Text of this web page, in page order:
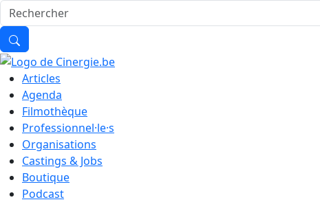
Articles
Agenda
Filmothèque
Professionnel·le·s
Organisations
Castings & Jobs
Boutique
Podcast